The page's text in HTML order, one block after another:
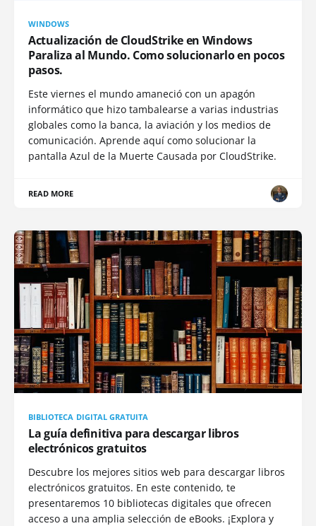
WINDOWS
Actualización de CloudStrike en Windows
Paraliza al Mundo. Como solucionarlo en pocos
pasos.
Este viernes el mundo amaneció con un apagón
informático que hizo tambalearse a varias industrias
globales como la banca, la aviación y los medios de
comunicación. Aprende aquí como solucionar la
pantalla Azul de la Muerte Causada por CloudStrike.
READ MORE
BIBLIOTECA DIGITAL GRATUITA
La guía definitiva para descargar libros
electrónicos gratuitos
Descubre los mejores sitios web para descargar libros
electrónicos gratuitos. En este contenido, te
presentaremos 10 bibliotecas digitales que ofrecen
acceso a una amplia selección de eBooks. ¡Explora y